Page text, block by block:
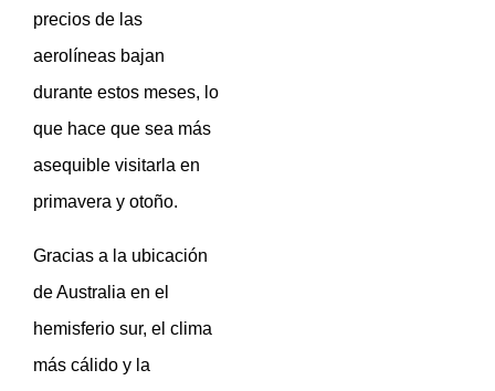
precios de las
aerolíneas bajan
durante estos meses, lo
que hace que sea más
asequible visitarla en
primavera y otoño.
Gracias a la ubicación
de Australia en el
hemisferio sur, el clima
más cálido y la